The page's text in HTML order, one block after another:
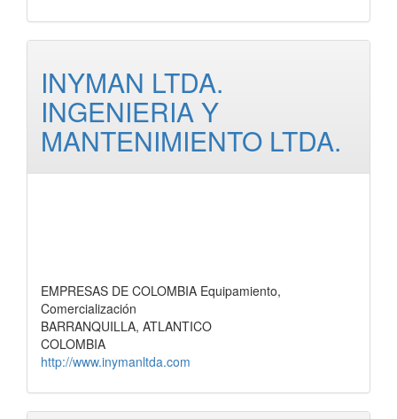
INYMAN LTDA.
INGENIERIA Y
MANTENIMIENTO LTDA.
EMPRESAS DE COLOMBIA Equipamiento,
Comercialización
BARRANQUILLA, ATLANTICO
COLOMBIA
http://www.inymanltda.com